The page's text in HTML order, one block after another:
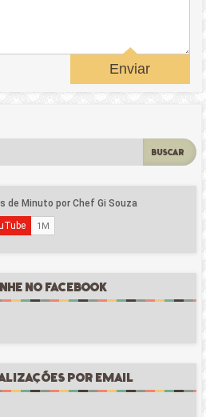
Enviar
BUSCAR
NO FACEBOOK
POR EMAIL